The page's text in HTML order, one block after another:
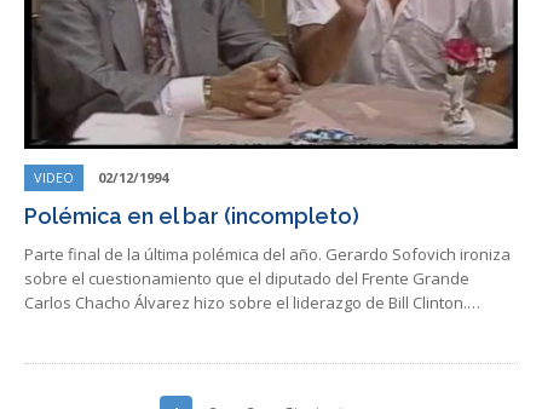
VIDEO 02/12/1994
Polémica en el bar (incompleto)
Parte final de la última polémica del año. Gerardo Sofovich ironiza
sobre el cuestionamiento que el diputado del Frente Grande
Carlos Chacho Álvarez hizo sobre el liderazgo de Bill Clinton.…